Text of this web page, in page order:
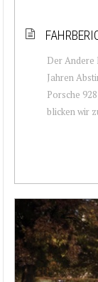
Der Andere
Jahren
Porsche
blicken wir